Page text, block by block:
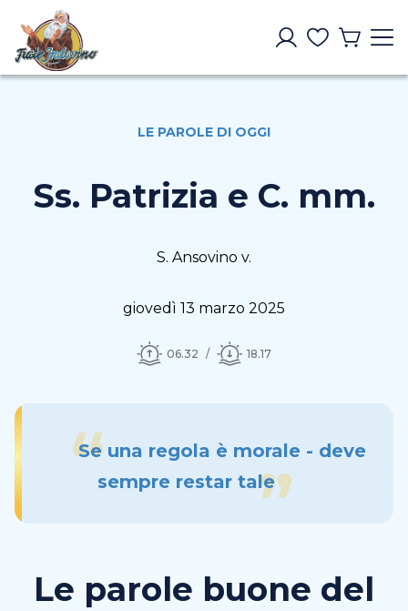
LE PAROLE DI OGGI
Ss. Patrizia e C. mm.
S. Ansovino v.
giovedì 13 marzo 2025
06.32 18.17
Se una regola è morale - deve
sempre restar tale
Le parole buone del